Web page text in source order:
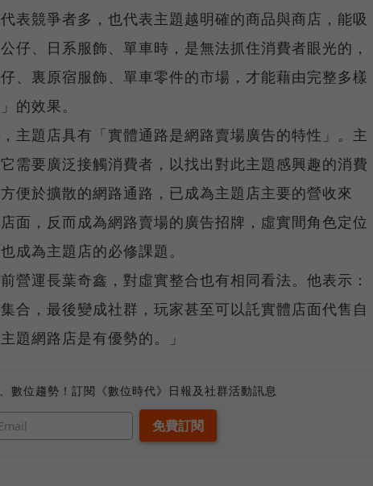
表競爭者多，也代表主題越明確的商品與商店，能吸
仔、日系服飾、單車時，是無法抓住消費者眼光的，
、裏原宿服飾、單車零件的市場，才能藉由完整多樣
的效果。
主題店具有「實體通路是網路賣場廣告的特性」。主
需要廣泛接觸消費者，以找出對此主題感興趣的消費
便於擴散的網路通路，已成為主題店主要的營收來
面，反而成為網路賣場的廣告招牌，虛實間角色定位
成為主題店的必修課題。
營運長葉奇鑫，對虛實整合也有相同看法。他表示：
合，最後變成社群，玩家甚至可以託實體店面代售自
題網路店是有優勢的。」
數位趨勢！訂閱《數位時代》日報及社群活動訊息